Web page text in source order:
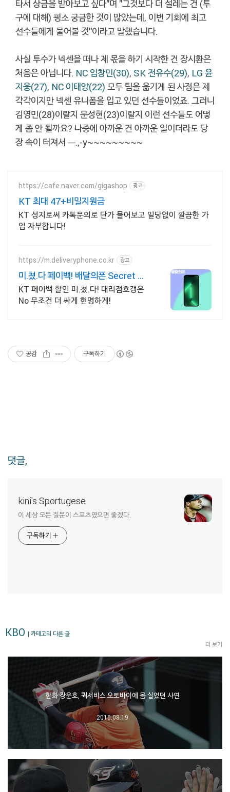
타서 상금을 받아보고 싶다"며 "그것보다 더 설레는 건 (투
구에 대해) 평소 궁금한 것이 많았는데, 이번 기회에 최고
선수들에게 물어볼 것"이라고 말했습니다.
사실 투수가 넥센을 떠나 제 몫을 하기 시작한 건 장시환은
처음은 아닙니다. NC 임창민(30), SK 전유수(29), LG 윤
지웅(27), NC 이태양(22) 모두 팀을 옮기게 된 사정은 제
각각이지만 넥센 유니폼을 입고 있던 선수들이었죠. 그러니
김영민(28)이랄지 문성현(23)이랄지 이런 선수들도 어떻
게 좀 안 될까요? 나중에 아까운 건 아까운 일이더라도 당
장 속이 터져서 ㅡ.,-y~~~~~~~~~
https://cafe.naver.com/gigashop 광고
KT 최대 47+비밀지원금
KT 성지로써 카톡문의로 단가 물어보고 밀당없이 깔끔한 가
입 자부합니다!
https://m.deliveryphone.co.kr 광고
미.쳤.다 페이백! 배달의폰 Secret 비
밀지원금!
KT 페이백 할인 미.쳤.다! 대리점호갱은
No 무조건 더 싸게 현명하게!
공감 구독하기
댓글,
kini's Sportugese
이 세상 모든 질문이 스포츠였으면 좋겠다.
구독하기
KBO | 카테고리 다른 글
더 보기
한화 장운호, 퀵서비스 오토바이에 몸 실었던 사연
2015.08.19